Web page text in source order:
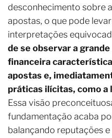
desconhecimento sobre
apostas, o que pode
interpretações
de se observar a
financeira
apostas e,
práticas ilícitas, como a
Essa visão
fundamentação acaba
balançando reputações